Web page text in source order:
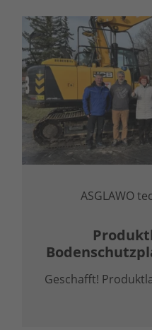
ASGLAWO
Geschafft!